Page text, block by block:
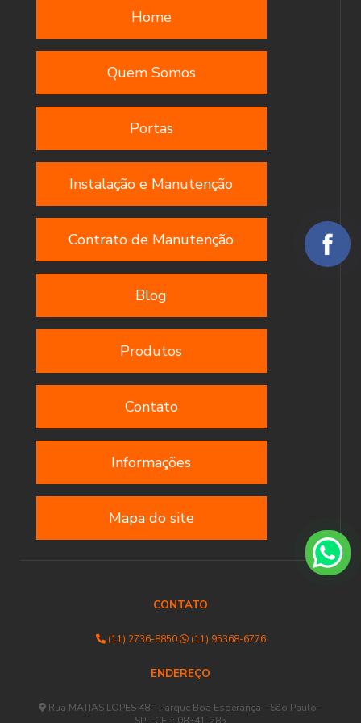
Home
Quem Somos
Portas
Instalação e Manutenção
Contrato de Manutenção
Blog
Produtos
Contato
Informações
Mapa do site
CONTATO
(11) 2736-8850 (11) 95368-6776
ENDEREÇO
Rua MATIAS LOPES 48 - Parque Boa Esperança - São Paulo -